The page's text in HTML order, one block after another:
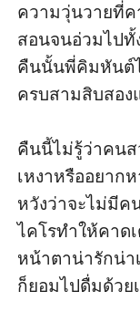
ความวุ่นวายที่
สอนจนอ่วมไปทั้
คืนนั้นพี่คิมหันต์
ครบสามสิบสอง
คืนนี้ไม่รู้ว่าคนส
เหงาหรืออยาก
หวังว่าจะไม่มีค
ไคโรทำให้คาด
หน้าตาน่ารักน่า
ก็ยอมไปดื่มด้วย